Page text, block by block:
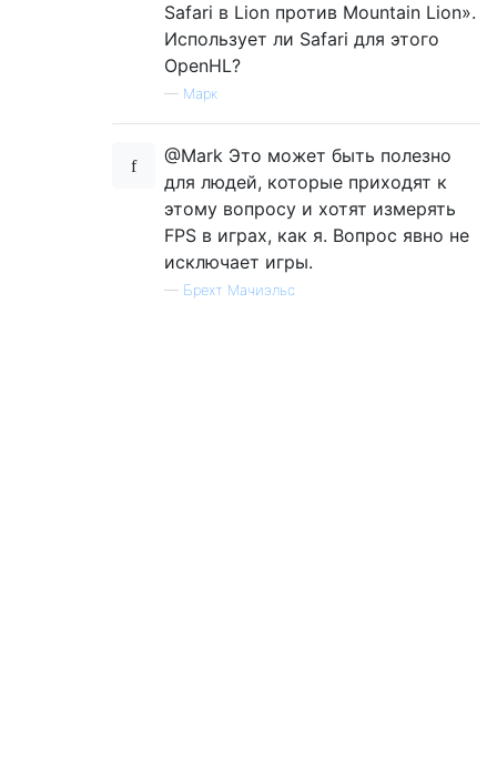
Safari в Lion против Mountain Lion».
Использует ли Safari для этого
OpenHL?
— Марк
@Mark Это может быть полезно
для людей, которые приходят к
этому вопросу и хотят измерять
FPS в играх, как я. Вопрос явно не
исключает игры.
— Брехт Мачиэльс